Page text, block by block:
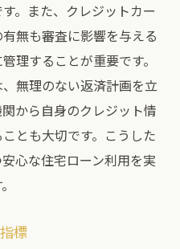
。また、クレジットカー
無も審査に影響を与える
理することが重要です。
無理のない返済計画を立
から自身のクレジット情
とも大切です。こうした
心な住宅ローン利用を実
標